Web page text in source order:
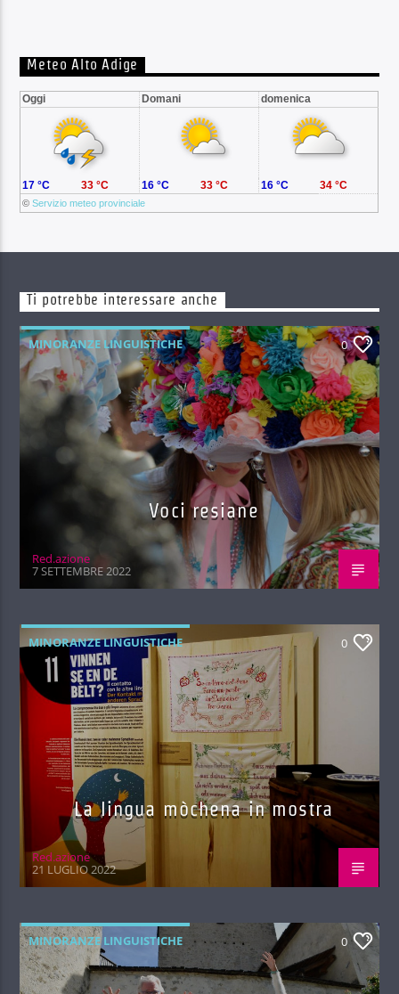
Meteo Alto Adige
Oggi Domani domenica
©Servizio meteo provinciale
17 °C 33 °C 16 °C 33 °C 16 °C 34 °C
Ti potrebbe interessare anche
MINORANZE LINGUISTICHE 0
Voci resiane
Red.azione
7 SETTEMBRE 2022
MINORANZE LINGUISTICHE 0
La lingua mòchena in mostra
Red.azione
21 LUGLIO 2022
MINORANZE LINGUISTICHE 0